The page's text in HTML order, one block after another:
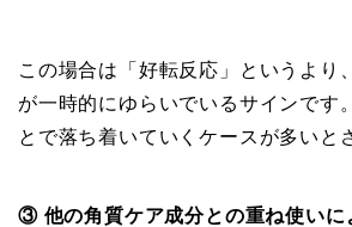
この場合は「好転反応」というより
が一時的にゆらいでいるサインです
とで落ち着いていくケースが多いと
③ 他の角質ケア成分との重ね使いに